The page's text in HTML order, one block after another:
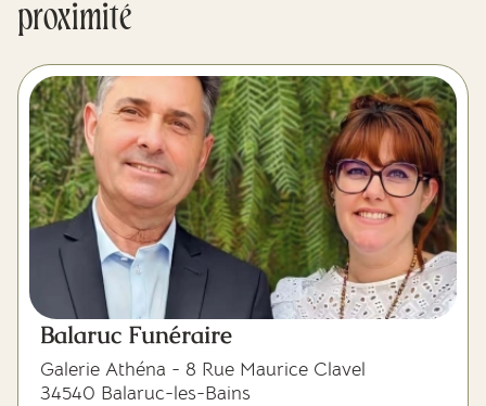
proximité
Balaruc Funéraire
Galerie Athéna - 8 Rue Maurice Clavel
34540 Balaruc-les-Bains